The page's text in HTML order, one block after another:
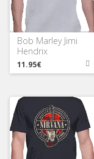
Bob Marley Jimi
Hendrix
11.95€